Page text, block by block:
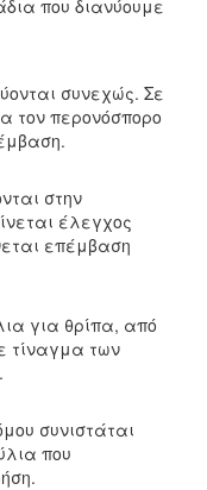
που διανύουμε
συνεχώς. Σε
τον περονόσπορο
στην
έλεγχος
επέμβαση
για θρίπα, από
τίναγμα των
συνιστάται
που